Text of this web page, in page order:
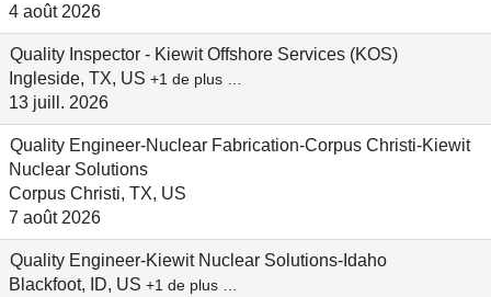
4 août 2026
Quality Inspector - Kiewit Offshore Services (KOS)
Ingleside, TX, US +1 de plus …
13 juill. 2026
Quality Engineer-Nuclear Fabrication-Corpus Christi-Kiewit
Nuclear Solutions
Corpus Christi, TX, US
7 août 2026
Quality Engineer-Kiewit Nuclear Solutions-Idaho
Blackfoot, ID, US +1 de plus …